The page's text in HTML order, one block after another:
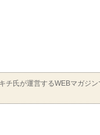
チ氏が運営するWEBマガジン